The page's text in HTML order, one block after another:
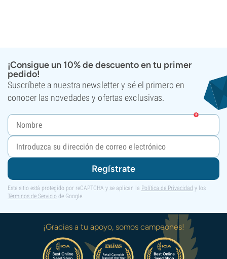
¡Consigue un 10% de descuento en tu primer
pedido!
Suscríbete a nuestra newsletter y sé el primero en
conocer las novedades y ofertas exclusivas.
Regístrate
Este sitio está protegido por reCAPTCHA y se aplican la Política de Privacidad y los
Términos de Servicio de Google.
¡Gracias a tu apoyo, somos campeones!